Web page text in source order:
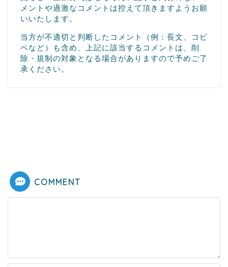
メントや過激なコメントは控えて頂きますようお願
いいたします。
当方が不適切と判断したコメント（例：長文、コピ
ペなど）も含め、上記に該当するコメントは、削
除・規制の対象となる場合がありますので予めご了
承ください。
COMMENT